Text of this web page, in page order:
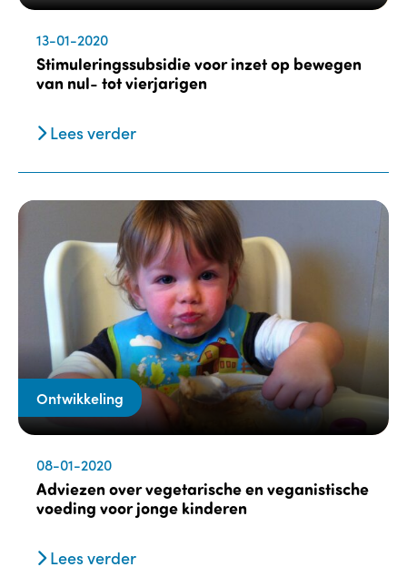
13-01-2020
Stimuleringssubsidie voor inzet op bewegen
van nul- tot vierjarigen
Lees verder
Ontwikkeling
08-01-2020
Adviezen over vegetarische en veganistische
voeding voor jonge kinderen
Lees verder